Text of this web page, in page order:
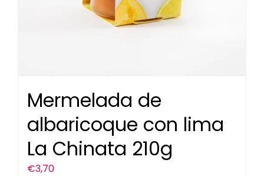
Mermelada de
albaricoque con lima
La Chinata 210g
€3,70